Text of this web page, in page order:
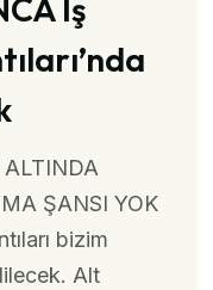
İş
ŞANSI YOK
bizim
Alt